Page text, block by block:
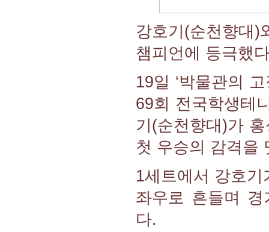
강호기(순천향대
챔피언에 등극했
19일 ‘박물관의
69회 전국학생테
기(순천향대)가
첫 우승의 감격을
1세트에서 강호
좌우로 흔들며
다.